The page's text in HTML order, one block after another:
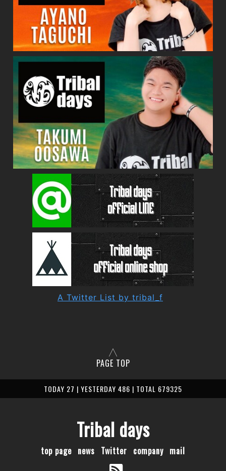
A Twitter List by tribal_f
PAGE TOP
TODAY 27 | YESTERDAY 486 | TOTAL 679325
Tribal days
top page news Twitter company mail